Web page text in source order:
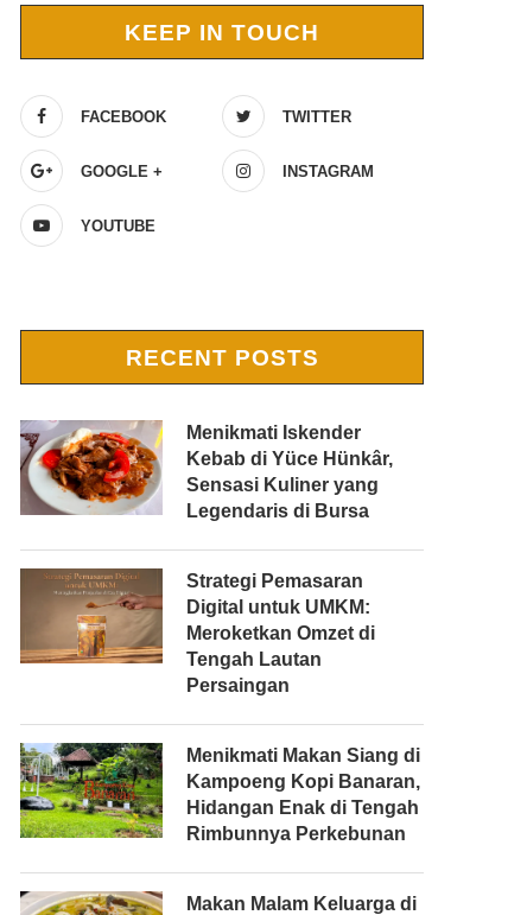
KEEP IN TOUCH
FACEBOOK TWITTER
GOOGLE + INSTAGRAM
YOUTUBE
RECENT POSTS
Menikmati Iskender
Kebab di Yüce Hünkâr,
Sensasi Kuliner yang
Legendaris di Bursa
Strategi Pemasaran
Digital untuk UMKM:
Meroketkan Omzet di
Tengah Lautan
Persaingan
Menikmati Makan Siang di
Kampoeng Kopi Banaran,
Hidangan Enak di Tengah
Rimbunnya Perkebunan
Makan Malam Keluarga di